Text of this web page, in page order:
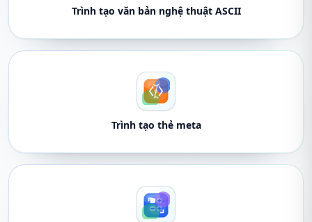
Trình tạo văn bản nghệ thuật ASCII
Trình tạo thẻ meta